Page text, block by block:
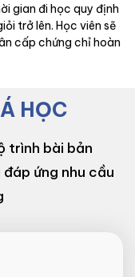
gian đi học quy định
trở lên. Học viên sẽ
cấp chứng chỉ hoàn
HỌC
trình bài bản
ứng nhu cầu